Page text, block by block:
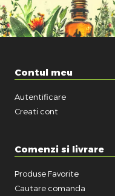
Contul meu
Autentificare
Creati cont
Comenzi si livrare
Produse Favorite
Cautare comanda